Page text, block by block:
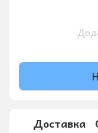
Доставка